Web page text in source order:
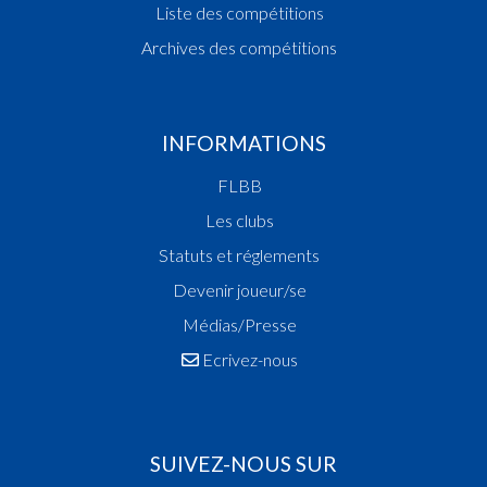
Champion de Luxembourg
Champion des Fillettes
Vainqueur Coupe de Luxembourg
Champion de Luxembourg
Vainqueur Coupe de Luxembourg
Liste des compétitions
Archives des compétitions
INFORMATIONS
FLBB
Les clubs
Statuts et réglements
Devenir joueur/se
Médias/Presse
Ecrivez-nous
SUIVEZ-NOUS SUR